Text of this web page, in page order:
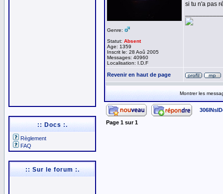
:: Docs :.
Règlement
FAQ
:: Sur le forum :.
Genre:
Statut: Absent
Age: 1359
Inscrit le: 28 Aoû 2005
Messages: 40960
Localisation: I.D.F
si tu n'a pas
Revenir en haut de page
Montrer les
Page 1 sur1